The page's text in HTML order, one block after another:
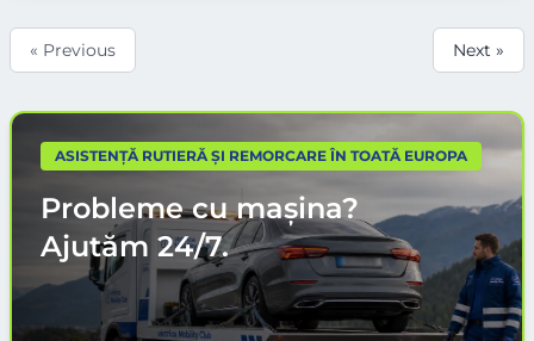
« Previous Next »
ASISTENȚĂ RUTIERĂ ȘI REMORCARE ÎN TOATĂ EUROPA
Probleme cu mașina?
Ajutăm 24/7.